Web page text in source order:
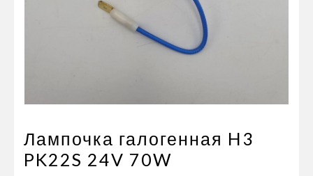
Малый коммерческий транспорт
Маркировочные знаки и светоотражатели
Пневматические соединения
Инструменты
Автономное отопление и
кондиционировани
Лампочка галогенная H3
PK22S 24V 70W